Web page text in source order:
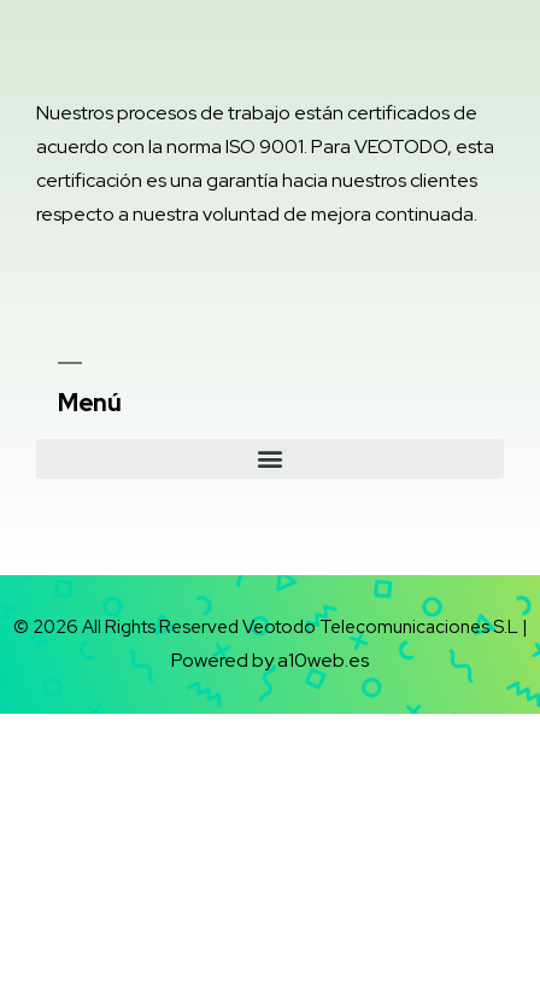
Menú
Nuestros procesos de trabajo están certificados de
acuerdo con la norma ISO 9001. Para VEOTODO, esta
certificación es una garantía hacia nuestros clientes
respecto a nuestra voluntad de mejora continuada.
© 2026 All Rights Reserved Veotodo Telecomunicaciones S.L |
Powered by a10web.es